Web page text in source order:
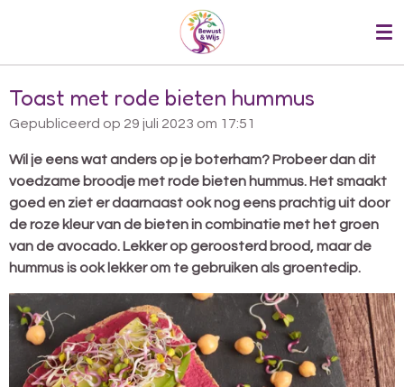
naar
hoofdinhoud
Toast met rode bieten hummus
Gepubliceerd op 29 juli 2023 om 17:51
Wil je eens wat anders op je boterham? Probeer dan dit
voedzame broodje met rode bieten hummus. Het smaakt
goed en ziet er daarnaast ook nog eens prachtig uit door
de roze kleur van de bieten in combinatie met het groen
van de avocado. Lekker op geroosterd brood, maar de
hummus is ook lekker om te gebruiken als groentedip.